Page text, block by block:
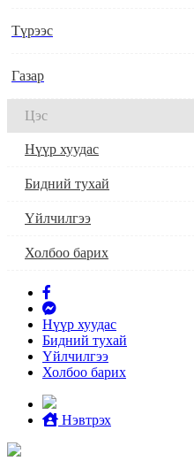
Түрээс
Газар
Цэс
Нүүр хуудас
Бидний тухай
Үйлчилгээ
Холбоо барих
Нүүр хуудас
Бидний тухай
Үйлчилгээ
Холбоо барих
Нэвтрэх